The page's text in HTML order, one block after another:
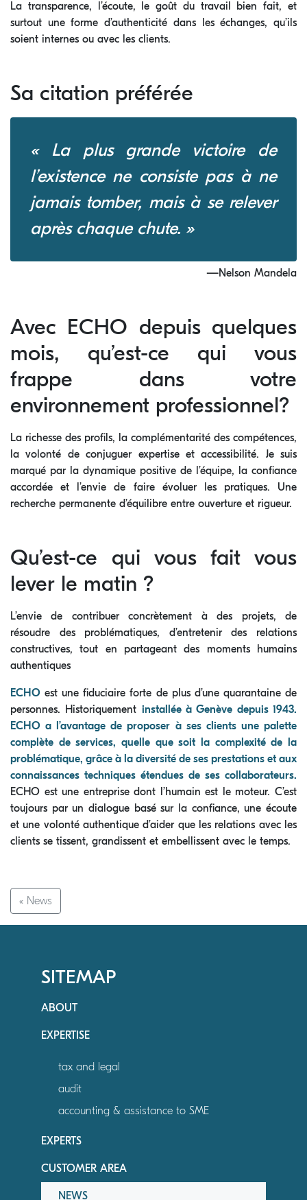
La transparence, l’écoute, le goût du travail bien fait, et
surtout une forme d’authenticité dans les échanges, qu’ils
soient internes ou avec les clients.
Sa citation préférée
« La plus grande victoire de
l’existence ne consiste pas à ne
jamais tomber, mais à se relever
après chaque chute. »
—Nelson Mandela
Avec ECHO depuis quelques
mois, qu’est-ce qui vous
frappe dans votre
environnement professionnel?
La richesse des profils, la complémentarité des compétences,
la volonté de conjuguer expertise et accessibilité. Je suis
marqué par la dynamique positive de l’équipe, la confiance
accordée et l’envie de faire évoluer les pratiques. Une
recherche permanente d’équilibre entre ouverture et rigueur.
Qu’est-ce qui vous fait vous
lever le matin ?
L’envie de contribuer concrètement à des projets, de
résoudre des problématiques, d’entretenir des relations
constructives, tout en partageant des moments humains
authentiques
ECHO est une fiduciaire forte de plus d’une quarantaine de
personnes. Historiquement installée à Genève depuis 1943.
ECHO a l’avantage de proposer à ses clients une palette
complète de services, quelle que soit la complexité de la
problématique, grâce à la diversité de ses prestations et aux
connaissances techniques étendues de ses collaborateurs.
ECHO est une entreprise dont l’humain est le moteur. C’est
toujours par un dialogue basé sur la confiance, une écoute
et une volonté authentique d’aider que les relations avec les
clients se tissent, grandissent et embellissent avec le temps.
« News
SITEMAP
ABOUT
EXPERTISE
tax and legal
audit
accounting & assistance to SME
EXPERTS
CUSTOMER AREA
NEWS